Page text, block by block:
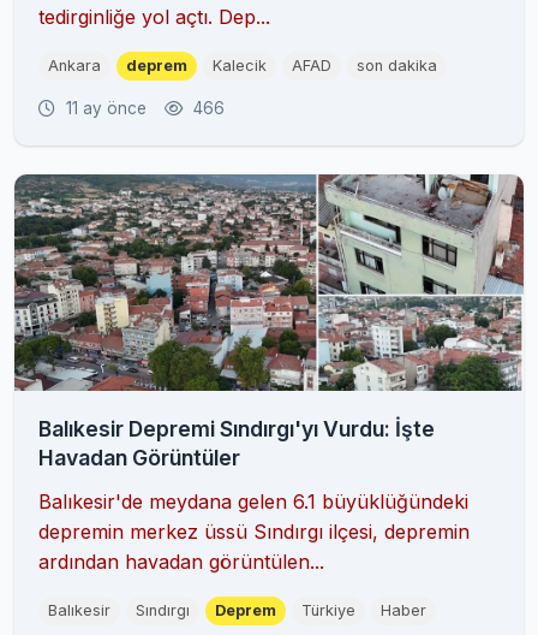
tedirginliğe yol açtı. Dep...
Ankara deprem Kalecik AFAD son dakika
11 ay önce 466
Balıkesir Depremi Sındırgı'yı Vurdu: İşte
Havadan Görüntüler
Balıkesir'de meydana gelen 6.1 büyüklüğündeki
depremin merkez üssü Sındırgı ilçesi, depremin
ardından havadan görüntülen...
Balıkesir Sındırgı Deprem Türkiye Haber